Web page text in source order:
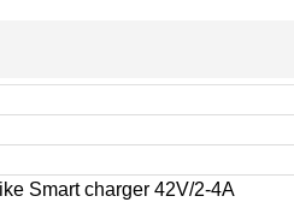
Smart charger 42V/2-4A